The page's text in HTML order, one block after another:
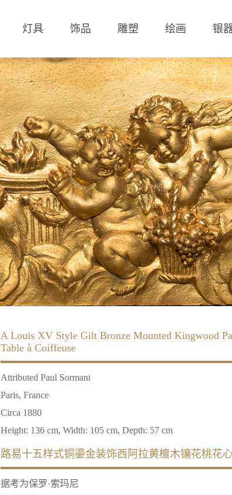
灯具 饰品 雕塑 绘画 银
A Louis XV Style Gilt Bronze Mounted Kingwood
Table à Coiffeuse
Attributed Paul Sormani
Paris, France
Circa 1880
Height: 136 cm, Width: 105 cm, Depth: 57 cm
路易十五样式铜鎏金装饰西阿拉黄檀木镶花桃花
据考为保罗·索玛尼